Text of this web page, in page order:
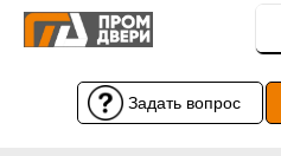
Задать вопрос
Задать вопрос